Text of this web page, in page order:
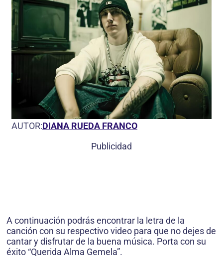
AUTOR:DIANA RUEDA FRANCO
Publicidad
A continuación podrás encontrar la letra de la
canción con su respectivo video para que no dejes de
cantar y disfrutar de la buena música. Porta con su
éxito “Querida Alma Gemela”.